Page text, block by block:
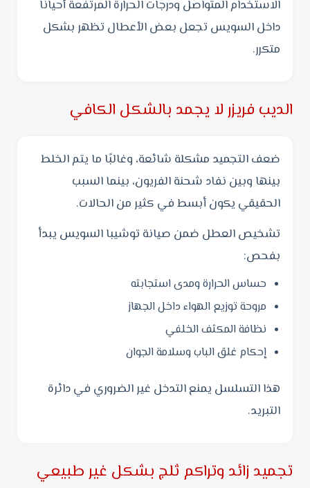
الاستخدام المتواصل ودرجات الحرارة المرتفعة أحيانًا
داخل السويس تجعل بعض الأعطال تظهر بشكل
متكرر.
الديب فريزر لا يجمد بالشكل الكافي
ضعف التجميد مشكلة شائعة، وغالبًا ما يتم الخلط
بينها وبين نفاد شحنة الفريون، بينما السبب
الحقيقي يكون أبسط في كثير من الحالات.
تشخيص العطل ضمن صيانة توشيبا السويس يبدأ
بفحص:
حساس الحرارة ومدى استجابته
مروحة توزيع الهواء داخل الجهاز
نظافة المكثف الخلفي
إحكام غلق الباب وسلامة الجوان
هذا التسلسل يمنع التدخل غير الضروري في دائرة
التبريد.
تجميد زائد وتراكم ثلج بشكل غير طبيعي